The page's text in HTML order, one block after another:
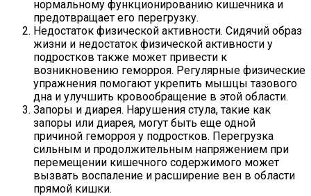
нормальному функционированию кишечника и
предотвращает его перегрузку.
Недостаток физической активности. Сидячий образ
жизни и недостаток физической активности у
подростков также может привести к
возникновению геморроя. Регулярные физические
упражнения помогают укрепить мышцы тазового
дна и улучшить кровообращение в этой области.
Запоры и диарея. Нарушения стула, такие как
запоры или диарея, могут быть еще одной
причиной геморроя у подростков. Перегрузка
сильным и продолжительным напряжением при
перемещении кишечного содержимого может
вызвать воспаление и расширение вен в области
прямой кишки.